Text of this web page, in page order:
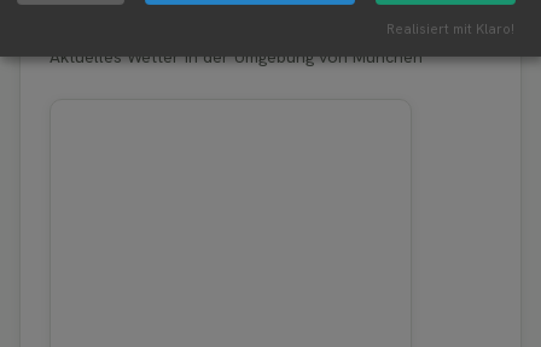
Aktuelles Wetter in der Umgebung von München
Realisiert mit Klaro!